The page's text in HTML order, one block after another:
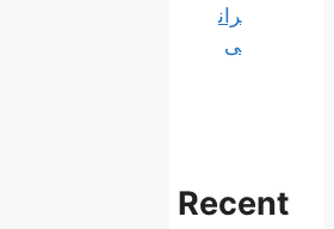
ران
ی
Recent